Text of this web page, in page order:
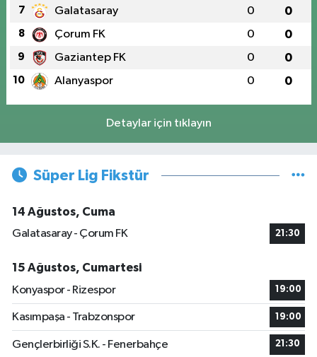
7 Galatasaray 0 0
8 Çorum FK 0 0
9 Gaziantep FK 0 0
10 Alanyaspor 0 0
Detaylar için tıklayın
Süper Lig Fikstür
14 Ağustos, Cuma
Galatasaray - Çorum FK
21:30
15 Ağustos, Cumartesi
Konyaspor - Rizespor
19:00
Kasımpaşa - Trabzonspor 19:00
Gençlerbirliği S.K. - Fenerbahçe 21:30